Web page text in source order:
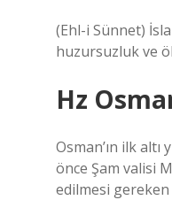
(Ehl-i Sünnet)
huzursuzluk ve
Hz
Osman’ın ilk
önce Şam valisi
edilmesi gereken